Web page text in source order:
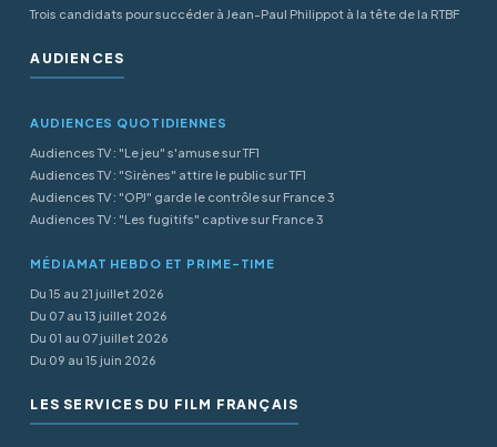
Trois candidats pour succéder à Jean-Paul Philippot à la tête de la RTBF
AUDIENCES
AUDIENCES QUOTIDIENNES
Audiences TV : "Le jeu" s'amuse sur TF1
Audiences TV : "Sirènes" attire le public sur TF1
Audiences TV : "OPJ" garde le contrôle sur France 3
Audiences TV : "Les fugitifs" captive sur France 3
MÉDIAMAT HEBDO ET PRIME-TIME
Du 15 au 21 juillet 2026
Du 07 au 13 juillet 2026
Du 01 au 07 juillet 2026
Du 09 au 15 juin 2026
LES SERVICES DU FILM FRANÇAIS